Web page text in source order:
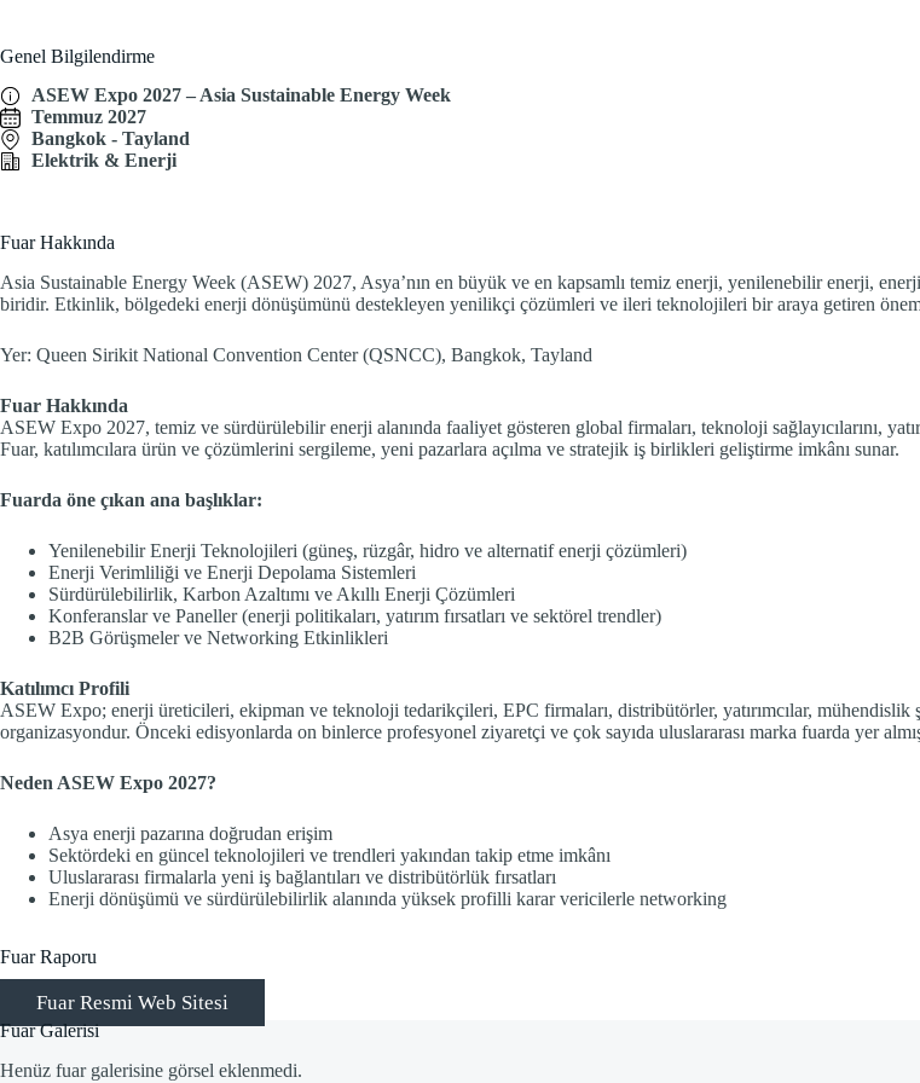
Genel Bilgilendirme
ASEW Expo 2027 – Asia Sustainable Energy Week
Temmuz 2027
Bangkok - Tayland
Elektrik & Enerji
Fuar Hakkında
Asia Sustainable Energy Week (ASEW) 2027, Asya’nın en büyük ve en kapsamlı temiz enerji, yenilenebilir enerji,
biridir. Etkinlik, bölgedeki enerji dönüşümünü destekleyen yenilikçi çözümleri ve ileri teknolojileri bir araya getiren
Yer: Queen Sirikit National Convention Center (QSNCC), Bangkok, Tayland
Fuar Hakkında
ASEW Expo 2027, temiz ve sürdürülebilir enerji alanında faaliyet gösteren global firmaları, teknoloji sağlayıcılarını,
Fuar, katılımcılara ürün ve çözümlerini sergileme, yeni pazarlara açılma ve stratejik iş birlikleri geliştirme imkânı sunar.
Fuarda öne çıkan ana başlıklar:
Yenilenebilir Enerji Teknolojileri (güneş, rüzgâr, hidro ve alternatif enerji çözümleri)
Enerji Verimliliği ve Enerji Depolama Sistemleri
Sürdürülebilirlik, Karbon Azaltımı ve Akıllı Enerji Çözümleri
Konferanslar ve Paneller (enerji politikaları, yatırım fırsatları ve sektörel trendler)
B2B Görüşmeler ve Networking Etkinlikleri
Katılımcı Profili
ASEW Expo; enerji üreticileri, ekipman ve teknoloji tedarikçileri, EPC firmaları, distribütörler, yatırımcılar,
organizasyondur. Önceki edisyonlarda on binlerce profesyonel ziyaretçi ve çok sayıda uluslararası marka fuarda yer
Neden ASEW Expo 2027?
Asya enerji pazarına doğrudan erişim
Sektördeki en güncel teknolojileri ve trendleri yakından takip etme imkânı
Uluslararası firmalarla yeni iş bağlantıları ve distribütörlük fırsatları
Enerji dönüşümü ve sürdürülebilirlik alanında yüksek profilli karar vericilerle networking
Fuar Raporu
Fuar Resmi Web Sitesi
Fuar Galerisi
Henüz fuar galerisine görsel eklenmedi.